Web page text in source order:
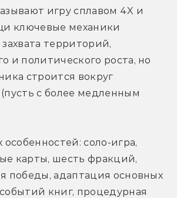
игру сплавом 4X и
ключевые механики
территорий,
и политического роста, но
строится вокруг
с более медленным
особенностей: соло-игра,
карты, шесть фракций,
победы, адаптация основных
книг, процедурная